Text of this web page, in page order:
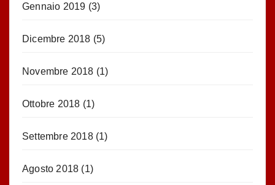
Gennaio 2019 (3)
Dicembre 2018 (5)
Novembre 2018 (1)
Ottobre 2018 (1)
Settembre 2018(1)
Agosto 2018 (1)